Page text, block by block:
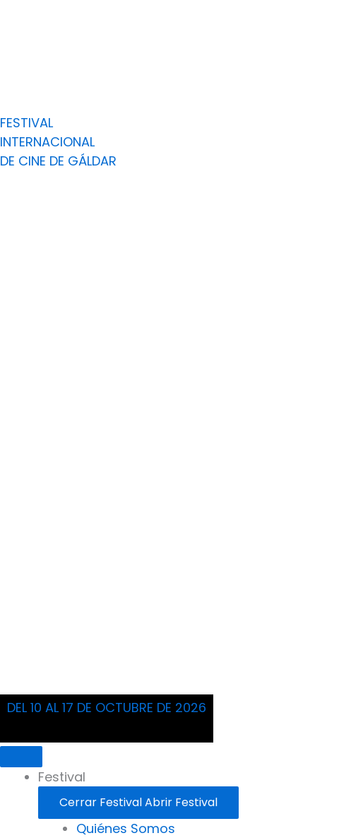
FESTIVAL
INTERNACIONAL
DE CINE DE GÁLDAR
DEL 10 AL 17 DE OCTUBRE DE 2026
Festival
Cerrar FestivalAbrir Festival
Quiénes Somos